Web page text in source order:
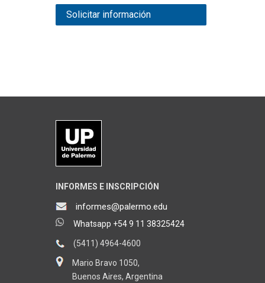
Solicitar información
INFORMES E INSCRIPCIÓN
informes@palermo.edu
Whatsapp +54 9 11 38325424
(5411) 4964-4600
Mario Bravo 1050,
Buenos Aires, Argentina